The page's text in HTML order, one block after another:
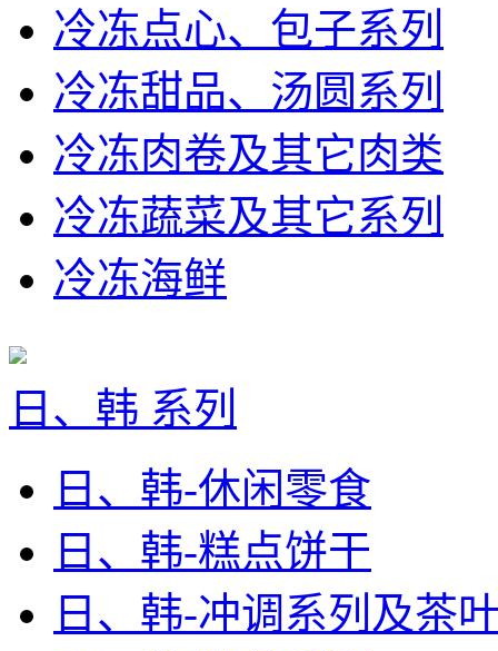
冷冻点心、包子系列
冷冻甜品、汤圆系列
冷冻肉卷及其它肉类
冷冻蔬菜及其它系列
冷冻海鲜
日、韩 系列
日、韩-休闲零食
日、韩-糕点饼干
日、韩-冲调系列及茶